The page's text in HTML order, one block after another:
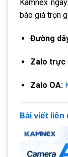
Kamnex
báo giá trọn
Đường
Zalo trực
Zalo OA:
Bài viết liên